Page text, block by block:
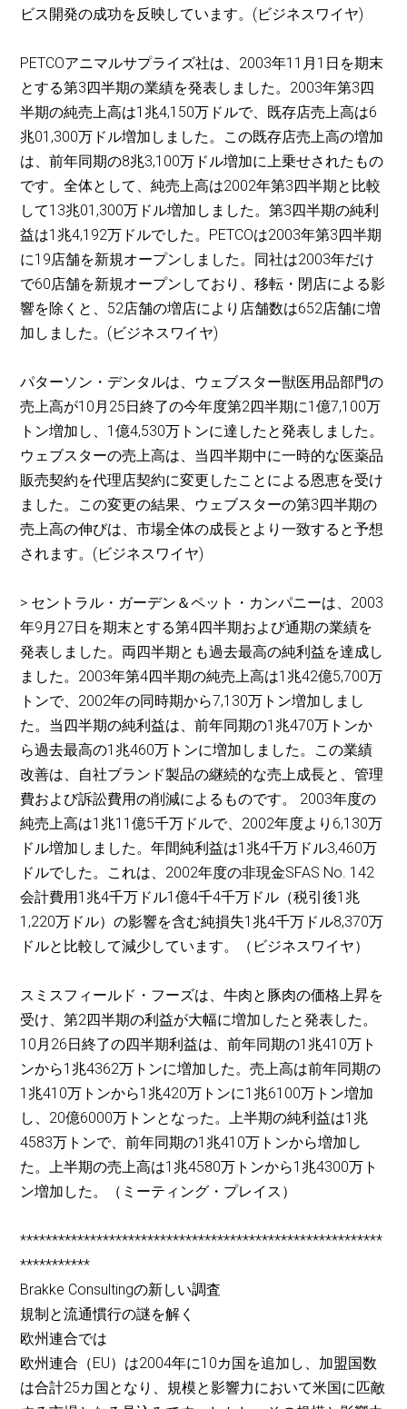
ビス開発の成功を反映しています。(ビジネスワイヤ)
PETCOアニマルサプライズ社は、2003年11月1日を期末
とする第3四半期の業績を発表しました。2003年第3四
半期の純売上高は1兆4,150万ドルで、既存店売上高は6
兆01,300万ドル増加しました。この既存店売上高の増加
は、前年同期の8兆3,100万ドル増加に上乗せされたもの
です。全体として、純売上高は2002年第3四半期と比較
して13兆01,300万ドル増加しました。第3四半期の純利
益は1兆4,192万ドルでした。PETCOは2003年第3四半期
に19店舗を新規オープンしました。同社は2003年だけ
で60店舗を新規オープンしており、移転・閉店による影
響を除くと、52店舗の増店により店舗数は652店舗に増
加しました。(ビジネスワイヤ)
パターソン・デンタルは、ウェブスター獣医用品部門の
売上高が10月25日終了の今年度第2四半期に1億7,100万
トン増加し、1億4,530万トンに達したと発表しました。
ウェブスターの売上高は、当四半期中に一時的な医薬品
販売契約を代理店契約に変更したことによる恩恵を受け
ました。この変更の結果、ウェブスターの第3四半期の
売上高の伸びは、市場全体の成長とより一致すると予想
されます。(ビジネスワイヤ)
> セントラル・ガーデン＆ペット・カンパニーは、2003
年9月27日を期末とする第4四半期および通期の業績を
発表しました。両四半期とも過去最高の純利益を達成し
ました。2003年第4四半期の純売上高は1兆42億5,700万
トンで、2002年の同時期から7,130万トン増加しまし
た。当四半期の純利益は、前年同期の1兆470万トンか
ら過去最高の1兆460万トンに増加しました。この業績
改善は、自社ブランド製品の継続的な売上成長と、管理
費および訴訟費用の削減によるものです。 2003年度の
純売上高は1兆11億5千万ドルで、2002年度より6,130万
ドル増加しました。年間純利益は1兆4千万ドル3,460万
ドルでした。これは、2002年度の非現金SFAS No. 142
会計費用1兆4千万ドル1億4千4千万ドル（税引後1兆
1,220万ドル）の影響を含む純損失1兆4千万ドル8,370万
ドルと比較して減少しています。（ビジネスワイヤ）
スミスフィールド・フーズは、牛肉と豚肉の価格上昇を
受け、第2四半期の利益が大幅に増加したと発表した。
10月26日終了の四半期利益は、前年同期の1兆410万ト
ンから1兆4362万トンに増加した。売上高は前年同期の
1兆410万トンから1兆420万トンに1兆6100万トン増加
し、20億6000万トンとなった。上半期の純利益は1兆
4583万トンで、前年同期の1兆410万トンから増加し
た。上半期の売上高は1兆4580万トンから1兆4300万ト
ン増加した。（ミーティング・プレイス）
*********************************************************
***********
Brakke Consultingの新しい調査
規制と流通慣行の謎を解く
欧州連合では
欧州連合（EU）は2004年に10カ国を追加し、加盟国数
は合計25カ国となり、規模と影響力において米国に匹敵